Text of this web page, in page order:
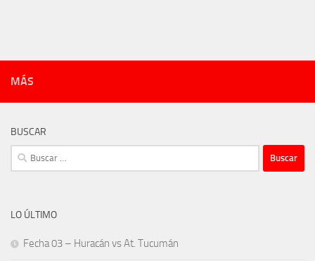
MÁS
BUSCAR
Buscar:
LO ÚLTIMO
Fecha 03 – Huracán vs At. Tucumán